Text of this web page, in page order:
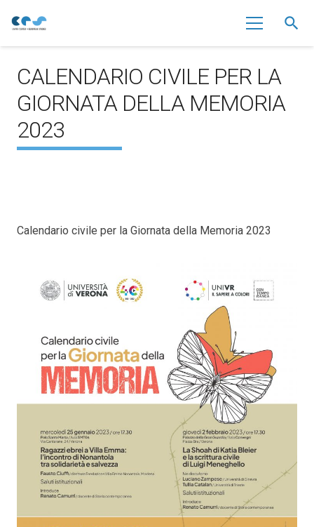
search
CALENDARIO CIVILE PER LA
GIORNATA DELLA MEMORIA
2023
Calendario civile per la Giornata della Memoria 2023